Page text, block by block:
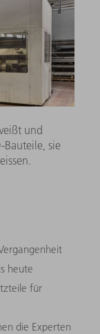
und
Bauteile, sie
heute
für
die Experten